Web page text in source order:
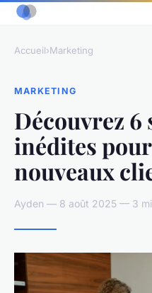
Accueil›Marketing
MARKETING
Découvrez 6
inédites
nouveaux
Ayden — 8 août 2025 — 3